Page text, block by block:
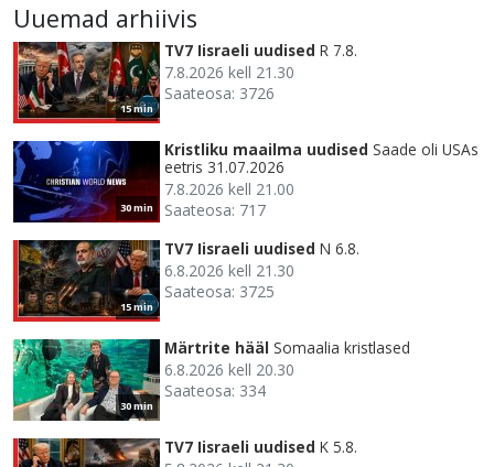
Uuemad arhiivis
15 min
TV7 Iisraeli uudised R 7.8.
7.8.2026 kell 21.30
Saateosa: 3726
30 min
Kristliku maailma uudised Saade oli USAs
eetris 31.07.2026
7.8.2026 kell 21.00
Saateosa: 717
15 min
TV7 Iisraeli uudised N 6.8.
6.8.2026 kell 21.30
Saateosa: 3725
30 min
Märtrite hääl Somaalia kristlased
6.8.2026 kell 20.30
Saateosa: 334
TV7 Iisraeli uudised K 5.8.